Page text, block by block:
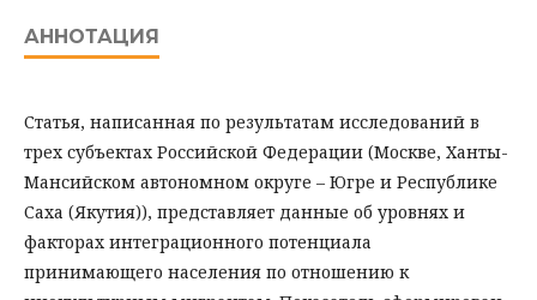
АННОТАЦИЯ
Статья, написанная по результатам исследований в
трех субъектах Российской Федерации (Москве, Ханты-
Мансийском автономном округе – Югре и Республике
Саха (Якутия)), представляет данные об уровнях и
факторах интеграционного потенциала
принимающего населения по отношению к